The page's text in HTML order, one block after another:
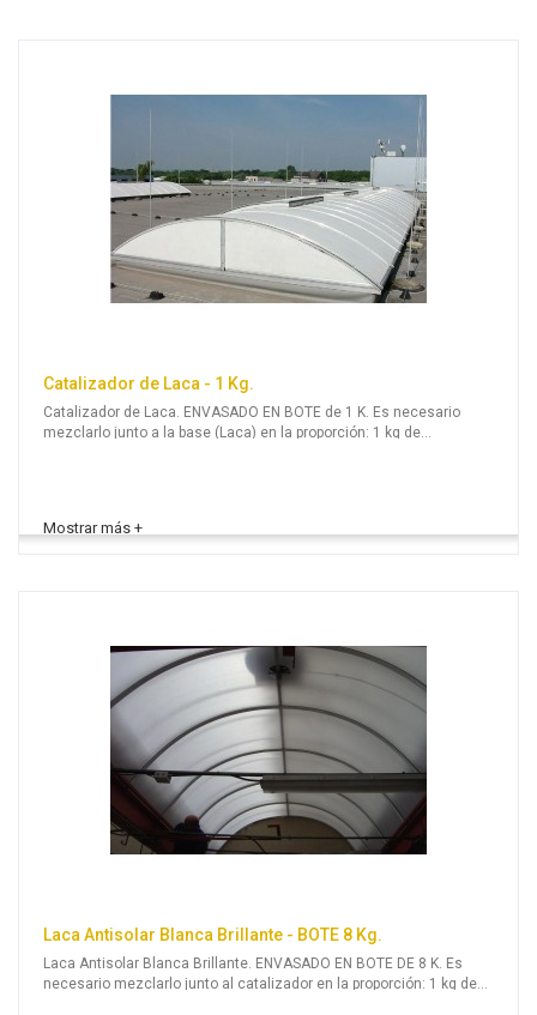
Catalizador de Laca - 1 Kg.
Catalizador de Laca. ENVASADO EN BOTE de 1 K. Es necesario
mezclarlo junto a la base (Laca) en la proporción: 1 kg de
Laca Antisolar Blanca Brillante - BOTE 8 Kg.
Laca Antisolar Blanca Brillante. ENVASADO EN BOTE DE 8 K. Es
necesario mezclarlo junto al catalizador en la proporción: 1 kg de